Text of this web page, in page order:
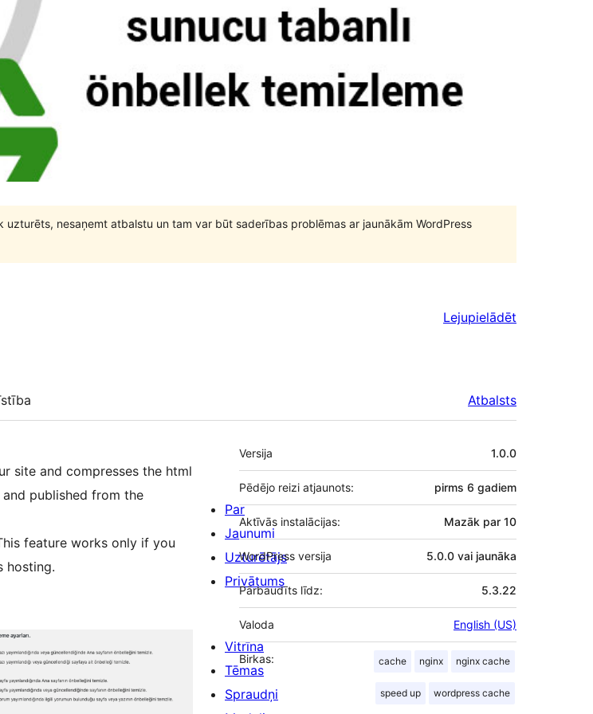
uzturēts, nesaņemt atbalstu un tam var būt saderības problēmas ar jaunākām WordPress
Lejupielādēt
Atbalsts
site and compresses the html
published from the
feature works only if you
hosting.
Meta
Versija 1.0.0
Pēdējo reizi atjaunots: pirms 6 gadiem
Aktīvās instalācijas: Mazāk par 10
WordPress versija 5.0.0 vai jaunāka
Pārbaudīts līdz: 5.3.22
Valoda English (US)
Birkas: cache nginx nginx cache
speed up wordpress cache
Par
Jaunumi
Uzturētājs
Privātums
Vitrīna
Tēmas
Spraudņi